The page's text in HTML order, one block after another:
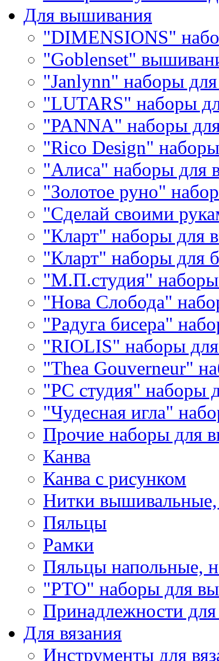
Для вышивания
"DIMENSIONS"
"Goblenset"
"Janlynn" наборы
"LUTARS" наборы
"PANNA" наборы
"Rico Design"
"Алиса" наборы для
"Золотое руно"
"Сделай своими
"Кларт" наборы для
"Кларт" наборы для
"М.П.студия"
"Нова Слобода"
"Радуга бисера"
"RIOLIS" наборы
"Thea Gouverneur"
"РС студия" наборы
"Чудесная игла"
Прочие наборы для
Канва
Канва с рисунком
Нитки
Пяльцы
Рамки
Пяльцы напольные,
"РТО" наборы для
Принадлежности
Для вязания
Инструменты для